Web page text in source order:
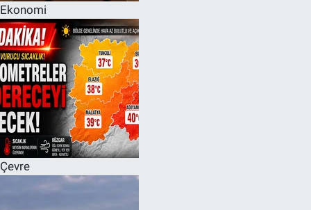
Ekonomi
Çevre